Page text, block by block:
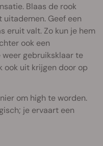
Blaas de rook
Geef een
eruit valt. Zo kun je hem
ook een
gebruiksklaar te
ook uit krijgen door op
om high te worden.
je ervaart een